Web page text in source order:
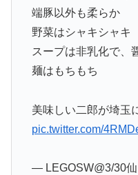
端豚以外も柔らか
野菜はシャキシャキ
スープは非乳化で、
麺はもちもち
美味しい二郎が埼玉
pic.twitter.com/
— LEGOSW@3/30